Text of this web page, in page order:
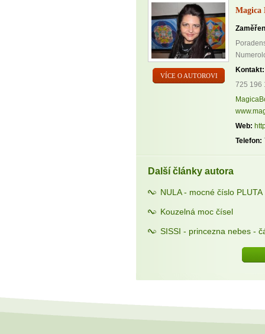
VÍCE O AUTOROVI
Magica
Kontakt:
725 196
Web:
Telefon:
Další články autora
NULA - mocné číslo PLUTA
Kouzelná moc čísel
SISSI - princezna nebes -